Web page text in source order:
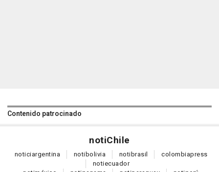
Contenido patrocinado
notiChile
noticiargentina notibolivia notibrasil colombiapress
notiecuador